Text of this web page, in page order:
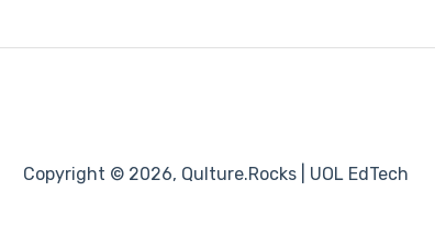
Copyright © 2026, Qulture.Rocks | UOL EdTech